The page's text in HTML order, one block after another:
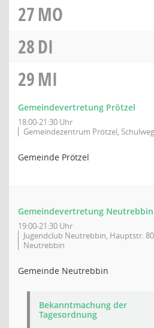
27MO
28DI
29MI
Gemeindevertretung Prötzel
18:00-21:30 Uhr
Gemeindezentrum Prötzel,
Gemeinde Prötzel
Gemeindevertretung Neutrebbin
19:00-21:30 Uhr
Jugendclub Neutrebbin, Hauptstr.
Neutrebbin
Gemeinde Neutrebbin
Bekanntmachung der
Tagesordnung